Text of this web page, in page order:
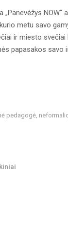
„Panevėžys
kurio metu savo
ir miesto
papasakos savo
pedagogė,